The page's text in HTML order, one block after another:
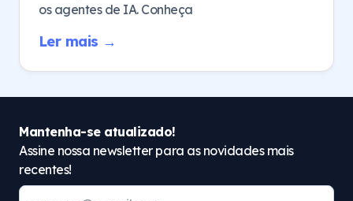
os agentes de IA. Conheça
Ler mais →
Mantenha-se atualizado!
Assine nossa newsletter para as novidades mais
recentes!